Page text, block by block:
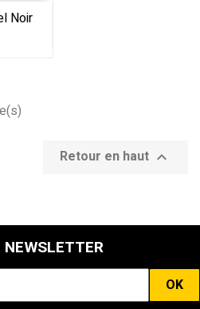
Noir
Retour en haut 
NEWSLETTER